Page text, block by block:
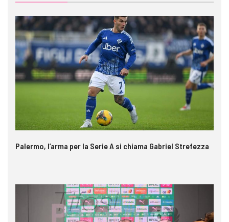
Palermo, l’arma per la Serie A si chiama Gabriel Strefezza